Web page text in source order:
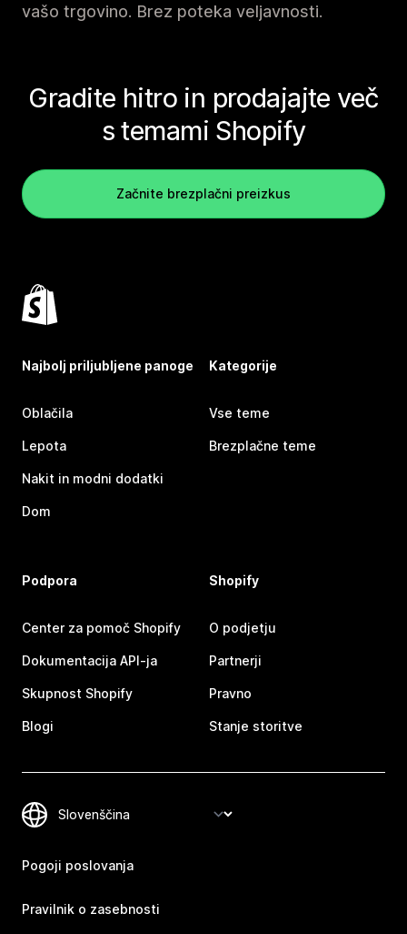
vašo trgovino. Brez poteka veljavnosti.
Gradite hitro in prodajajte več
s temami Shopify
Začnite brezplačni preizkus
Najbolj priljubljene panoge
Oblačila
Lepota
Nakit in modni dodatki
Dom
Kategorije
Vse teme
Brezplačne teme
Podpora
Center za pomoč Shopify
Dokumentacija API-ja
Skupnost Shopify
Blogi
Shopify
O podjetju
Partnerji
Pravno
Stanje storitve
Pogoji poslovanja
Pravilnik o zasebnosti